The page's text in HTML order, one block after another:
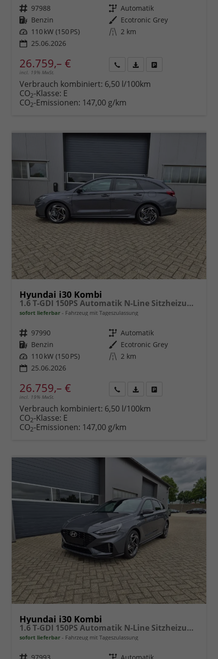
Fahrzeugnr. 97988 Getriebe Automatik
Kraftstoff Benzin Außenfarbe Ecotronic Grey
Leistung 110 kW (150 PS) Kilometerstand 2 km
25.06.2026
26.759,– €
incl. 19% MwSt.
anfordern
Datei,
Verbrauch kombiniert: 6,50 l/100km
CO2-Klasse: E
CO2-Emissionen: 147,00 g/km
Hyundai i30 Kombi
1.6 T-GDI 150PS Automatik N-Line Sitzheizung Lenkradheizung Klimaautomatik Navi 10,3"-Touchscreen Bluelink Apple CarPlay + Android Auto PDC v+h Rückf.Kamera 18-LM
sofort lieferbar Fahrzeug mit Tageszulassung
Fahrzeugnr. 97990 Getriebe Automatik
Kraftstoff Benzin Außenfarbe Ecotronic Grey
Leistung 110 kW (150 PS) Kilometerstand 2 km
25.06.2026
26.759,– €
incl. 19% MwSt.
anfordern
Datei,
Verbrauch kombiniert: 6,50 l/100km
CO2-Klasse: E
CO2-Emissionen: 147,00 g/km
Hyundai i30 Kombi
1.6 T-GDI 150PS Automatik N-Line Sitzheizung Lenkradheizung Klimaautomatik Navi 10,3"-Touchscreen Bluelink Apple CarPlay + Android Auto PDC v+h Rückf.Kamera 18-LM
sofort lieferbar Fahrzeug mit Tageszulassung